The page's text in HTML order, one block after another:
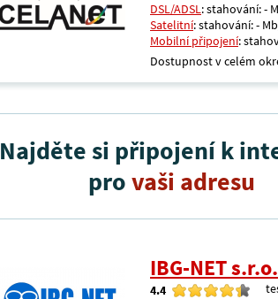
DSL/ADSL: stahování: -
Satelitní: stahování: -
Mobilní připojení:
Dostupnost v celém
Najděte si připojení k
provaši adresu
IBG-NET s.r.o.
4.4